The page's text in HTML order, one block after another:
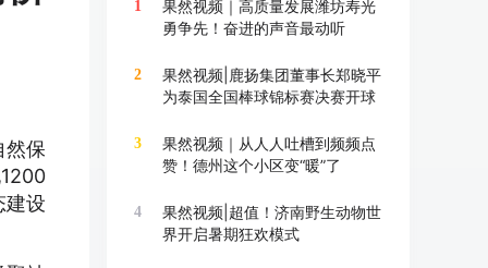
然保
建设
1
果然视频｜高质量发展潍坊寿光
勇争先！奋进的声音最动听
2
果然视频|鹿扬集团董事长郑晓平
为泰国全国棒球锦标赛决赛开球
3
果然视频｜从人人吐槽到频频点
赞！德州这个小区变“暖”了
4
果然视频|超值！济南野生动物世
界开启暑期狂欢模式